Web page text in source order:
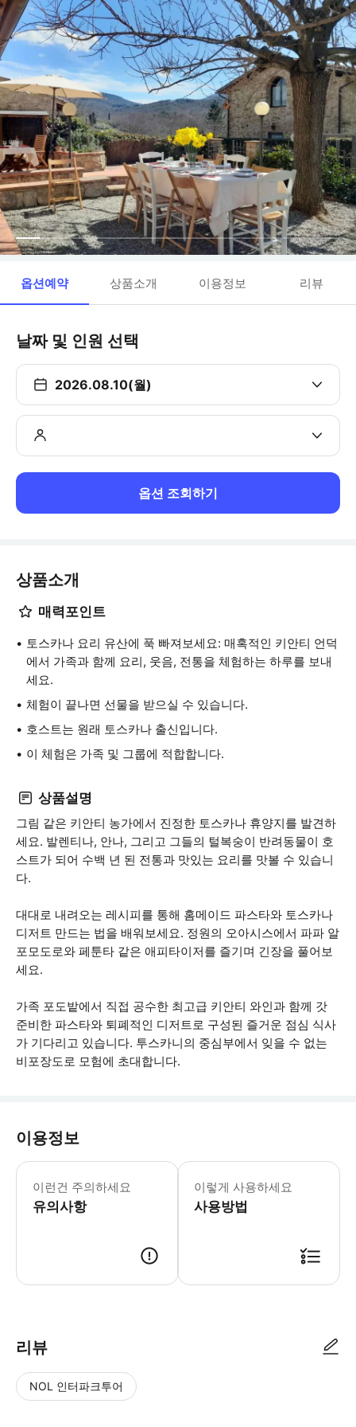
옵션예약 상품소개 이용정보 리뷰
날짜 및 인원 선택
2026.08.10(월)
옵션 조회하기
상품소개
매력포인트
토스카나 요리 유산에 푹 빠져보세요: 매혹적인 키안티 언덕
에서 가족과 함께 요리, 웃음, 전통을 체험하는 하루를 보내
세요.
체험이 끝나면 선물을 받으실 수 있습니다.
호스트는 원래 토스카나 출신입니다.
이 체험은 가족 및 그룹에 적합합니다.
상품설명
그림 같은 키안티 농가에서 진정한 토스카나 휴양지를 발견하
세요. 발렌티나, 안나, 그리고 그들의 털복숭이 반려동물이 호
스트가 되어 수백 년 된 전통과 맛있는 요리를 맛볼 수 있습니
다.
대대로 내려오는 레시피를 통해 홈메이드 파스타와 토스카나
디저트 만드는 법을 배워보세요. 정원의 오아시스에서 파파 알
포모도로와 페툰타 같은 애피타이저를 즐기며 긴장을 풀어보
세요.
가족 포도밭에서 직접 공수한 최고급 키안티 와인과 함께 갓
준비한 파스타와 퇴폐적인 디저트로 구성된 즐거운 점심 식사
가 기다리고 있습니다. 투스카니의 중심부에서 잊을 수 없는
비포장도로 모험에 초대합니다.
이용정보
이런건 주의하세요
유의사항
전체 주소는 확인 바우처에 기재되어
이렇게 사용하세요
사용방법
리뷰
NOL 인터파크투어